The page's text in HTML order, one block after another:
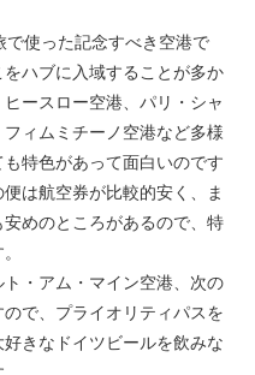
で使った記念すべき空港で
ハブに入域することが多か
ースロー空港、パリ・シャ
ィムミチーノ空港など多様
特色があって面白いのです
は航空券が比較的安く、ま
めのところがあるので、特
・アム・マイン空港、次の
で、プライオリティパスを
きなドイツビールを飲みな